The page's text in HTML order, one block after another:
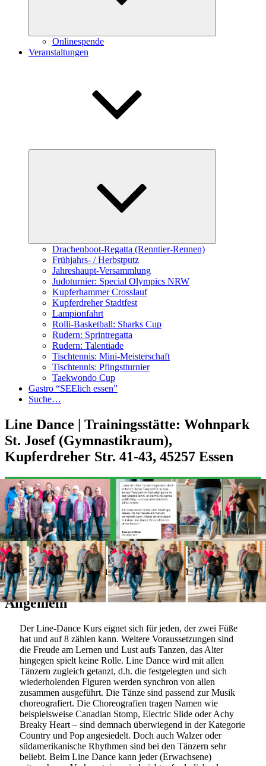
Onlinespende
Veranstaltungen
Drachenboot-Regatta (Renntier-Rennen)
Frühjahrs- / Herbstputz
Jahreshaupt-Versammlung
Judoturnier: Special Olympics NRW
Kupferhammer Crosslauf
Kupferdreher Stadtfest
Lampionfahrt
Rolli-Basketball: Sharks Cup
Rudern: Sprintregatta
Rudern: Talentiade
Tischtennis: Mini-Meisterschaft
Tischtennis: Pfingstturnier
Taekwondo Cup
Gastro “SEElich essen”
Suche…
Line Dance | Trainingsstätte: Wohnpark
St. Josef (Gymnastikraum),
Kupferdreher Str. 41-43, 45257 Essen
Alles Wichtige auf einen Blick
Allgemein
Der Line-Dance Kurs eignet sich für jeden, der zwei Füße
hat und auf 8 zählen kann. Weitere Voraussetzungen sind
die Freude am Lernen und Lust aufs Tanzen, das Alter
hingegen spielt keine Rolle. Line Dance wird mit allen
Tänzern zugleich getanzt, d.h. die festgelegten und sich
wiederholenden Figuren werden synchron von allen
zusammen ausgeführt. Die Tänze sind passend zur Musik
choreografiert. Die Choreografien tragen Namen wie
beispielsweise Canadian Stomp, Electric Slide oder Achy
Breaky Heart – sind demnach überwiegend in der Kategorie
Country und Pop angesiedelt. Doch auch Walzer oder
südamerikanische Rhythmen sind bei den Tänzern sehr
beliebt. Beim Line Dance kann jeder (Erwachsene)